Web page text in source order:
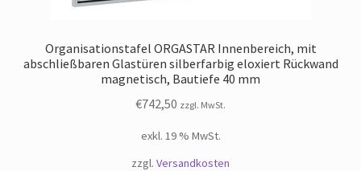
Organisationstafel ORGASTAR Innenbereich, mit
abschließbaren Glastüren silberfarbig eloxiert Rückwand
magnetisch, Bautiefe 40 mm
€742,50 zzgl. MwSt.
exkl. 19 % MwSt.
zzgl. Versandkosten